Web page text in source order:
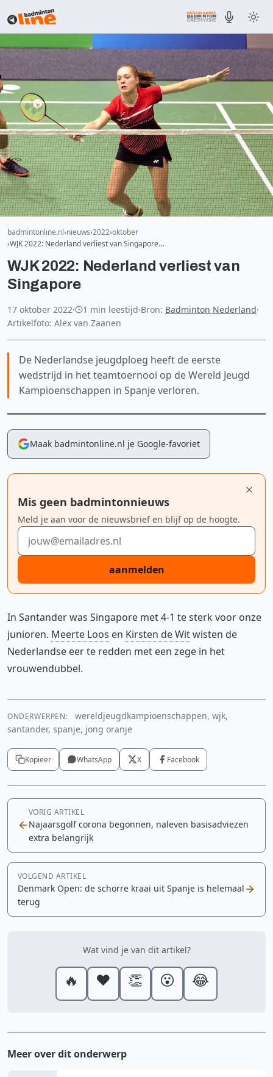
badmintonline.nl nieuws 2022 oktober
WJK 2022: Nederland verliest van Singapore…
WJK 2022: Nederland verliest van
Singapore
17 oktober 2022· 1 min leestijd·Bron: Badminton Nederland·
Artikelfoto: Alex van Zaanen
De Nederlandse jeugdploeg heeft de eerste
wedstrijd in het teamtoernooi op de Wereld Jeugd
Kampioenschappen in Spanje verloren.
Maak badmintonline.nl je Google-favoriet
Mis geen badmintonnieuws
Meld je aan voor de nieuwsbrief en blijf op de hoogte.
E-mailadres
aanmelden
In Santander was Singapore met 4-1 te sterk voor onze
junioren. Meerte Loos en Kirsten de Witwisten de
Nederlandse eer te redden met een zege in het
vrouwendubbel.
ONDERWERPEN:
wereldjeugdkampioenschappen, wjk,
santander, spanje, jong oranje
Kopieer WhatsApp X Facebook
VORIG ARTIKEL
Najaarsgolf corona begonnen, naleven basisadviezen
extra belangrijk
VOLGEND ARTIKEL
Denmark Open: de schorre kraai uit Spanje is helemaal
terug
Wat vind je van dit artikel?
🔥 ❤️ 👏 😮 😂
Meer over dit onderwerp